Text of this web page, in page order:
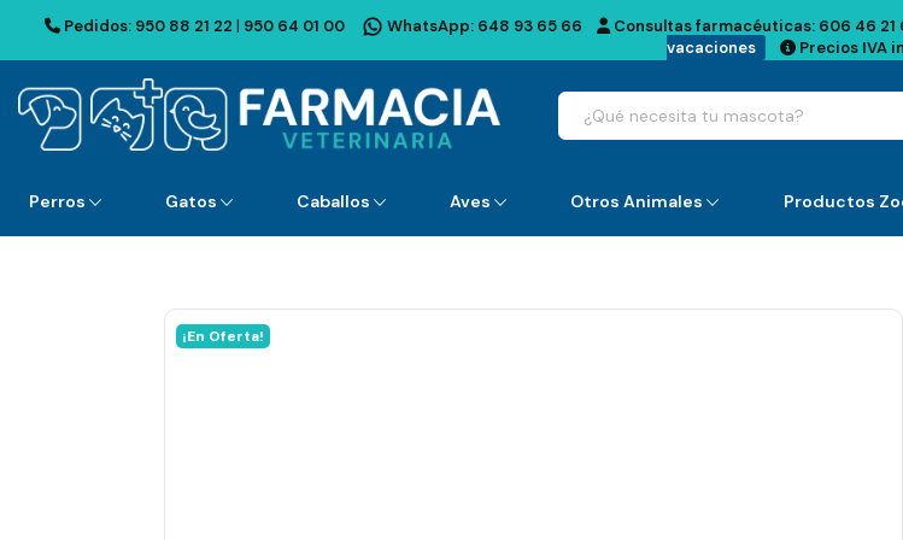
Pedidos: 950 88 21 22 | 950 64 01 00 WhatsApp: 648 93 65 66 Consultas farmacéuticas: 606 46 21
vacaciones
Precios IVA
Perros Gatos Caballos Aves Otros Animales Productos
¡En Oferta!